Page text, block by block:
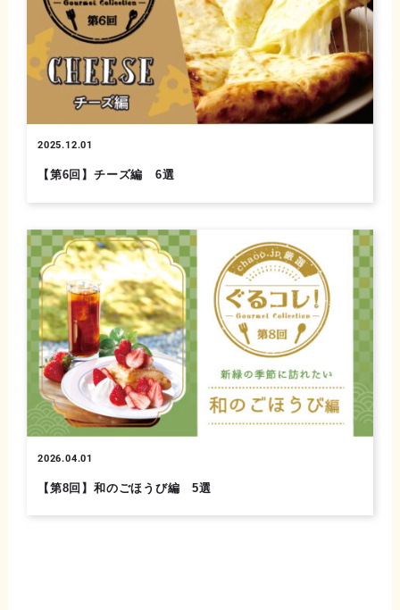
2025.12.01
【第6回】チーズ編 6選
2026.04.01
【第8回】和のごほうび編 5選